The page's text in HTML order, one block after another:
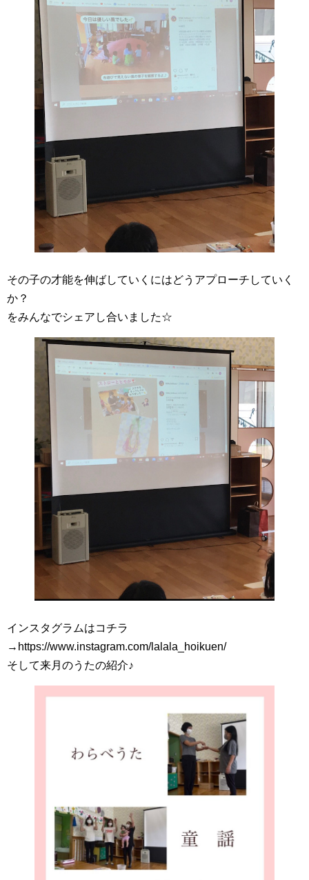
その子の才能を伸ばしていくにはどうアプローチしていく
か？
をみんなでシェアし合いました☆
インスタグラムはコチラ
→https://www.instagram.com/lalala_hoikuen/
そして来月のうたの紹介♪